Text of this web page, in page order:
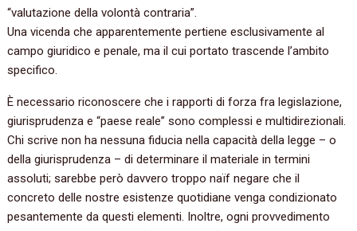
“valutazione della volontà contraria”.
Una vicenda che apparentemente pertiene esclusivamente al
campo giuridico e penale, ma il cui portato trascende l’ambito
specifico.
È necessario riconoscere che i rapporti di forza fra legislazione,
giurisprudenza e “paese reale” sono complessi e multidirezionali.
Chi scrive non ha nessuna fiducia nella capacità della legge – o
della giurisprudenza – di determinare il materiale in termini
assoluti; sarebbe però davvero troppo naïf negare che il
concreto delle nostre esistenze quotidiane venga condizionato
pesantemente da questi elementi. Inoltre, ogni provvedimento